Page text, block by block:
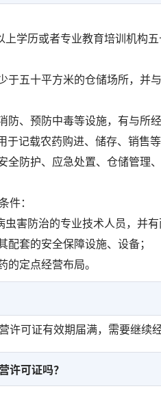
上学历或者专业教育培训机构
于五十平方米的仓储场所，
、预防中毒等设施，有与所
记载农药购进、储存、销售
防护、应急处置、仓储管理
件：
害防治的专业技术人员，并
套的安全保障设施、设备；
定点经营布局。
许可证有效期届满，需要继续
许可证吗？